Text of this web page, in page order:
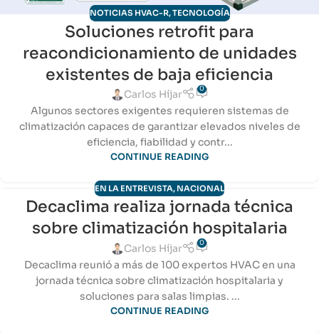
NOTICIAS HVAC-R,TECNOLOGÍA
Soluciones retrofit para
reacondicionamiento de unidades
existentes de baja eficiencia
Carlos Híjar 0
Algunos sectores exigentes requieren sistemas de
climatización capaces de garantizar elevados niveles de
eficiencia, fiabilidad y contr...
CONTINUE READING
29
EN LA ENTREVISTA, NACIONAL
Decaclima realiza jornada técnica
sobre climatización hospitalaria
Carlos Híjar 0
Decaclima reunió a más de 100 expertos HVAC en una
jornada técnica sobre climatización hospitalaria y
soluciones para salas limpias. ...
CONTINUE READING